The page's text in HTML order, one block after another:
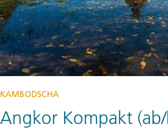
KAMBODSCHA
Angkor Kompakt (ab/